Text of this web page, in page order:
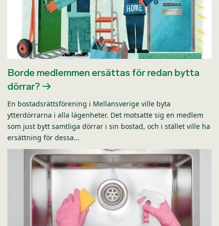
Borde medlemmen ersättas för redan bytta
dörrar?
En bostadsrättsförening i Mellansverige ville byta
ytterdörrarna i alla lägenheter. Det motsatte sig en medlem
som just bytt samtliga dörrar i sin bostad, och i stället ville ha
ersättning för dessa...